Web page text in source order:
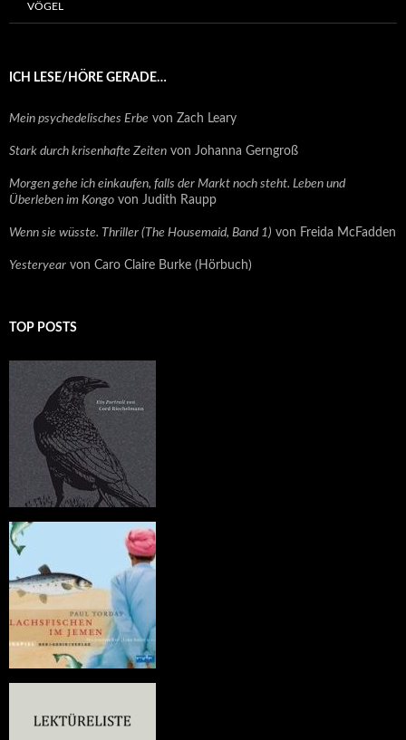
VÖGEL
ICH LESE/HÖRE GERADE…
Mein psychedelisches Erbe von Zach Leary
Stark durch krisenhafte Zeiten von Johanna Gerngroß
Morgen gehe ich einkaufen, falls der Markt noch steht. Leben und
Überleben im Kongo von Judith Raupp
Wenn sie wüsste. Thriller (The Housemaid, Band 1) von Freida McFadden
Yesteryear von Caro Claire Burke (Hörbuch)
TOP POSTS